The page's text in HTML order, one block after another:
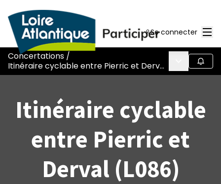
Se connecter
Concertations /
Itinéraire cyclable entre Pierric et Derval (L086)
Menu
Itinéraire cyclable
entre Pierric et
Derval (L086)